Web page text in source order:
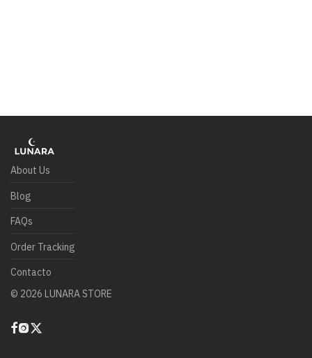
About Us
Blog
FAQs
Order Tracking
Contacto
© 2026 LUNARA STORE